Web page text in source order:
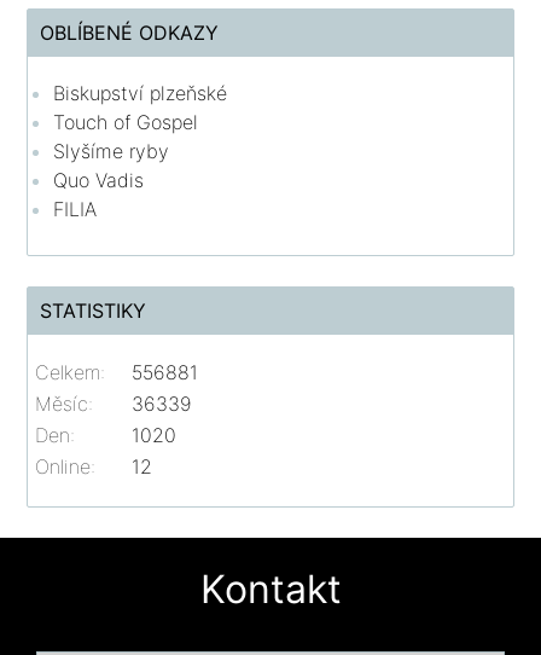
OBLÍBENÉ ODKAZY
Biskupství plzeňské
Touch of Gospel
Slyšíme ryby
Quo Vadis
FILIA
STATISTIKY
Online: 12
Celkem:
556881
Měsíc:
36339
Den:
1020
Kontakt